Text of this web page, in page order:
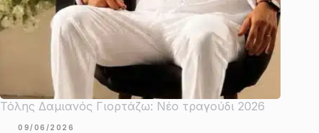
Τόλης Δαμιανός Γιορτάζω: Νέο τραγούδι 2026
09/06/2026